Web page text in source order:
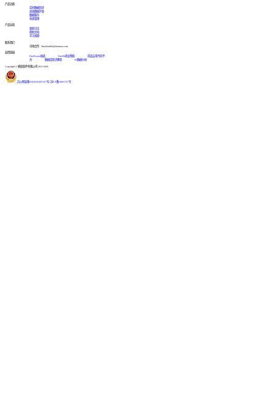
产品功能
实时数据同步
高效数据开发
数据服务
系统管理
产品动态
更新日志
帮助文档
学习视频
联系我们
市场合作：finedatalink@fanruan.com
友情链接
FineReport报表
FineBI商业智能
简道云零代码平
台
数据库知识教程 BI数据分析
Copyright © 帆软软件有限公司 2015-2026
苏公网安备32020502001567号 苏ICP备18065767号